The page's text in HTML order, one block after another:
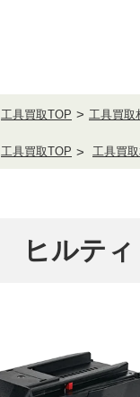
工具買取TOP 工具買取
工具買取TOP 工具買
ヒルテ